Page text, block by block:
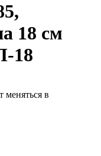
18 см
18
меняться в